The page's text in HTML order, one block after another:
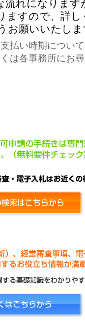
流れになります
ますので、詳し
お願いいたし
払い時期につい
は各事務所にお